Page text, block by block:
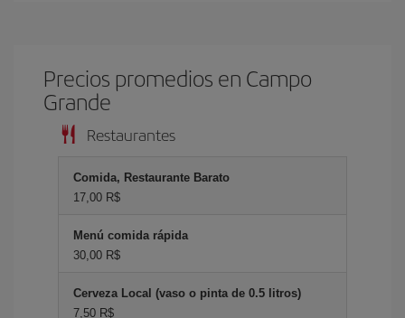
Precios promedios en Campo
Grande
Restaurantes
Comida, Restaurante Barato
17,00 R$
Menú comida rápida
30,00 R$
Cerveza Local (vaso o pinta de 0.5 litros)
7,50 R$